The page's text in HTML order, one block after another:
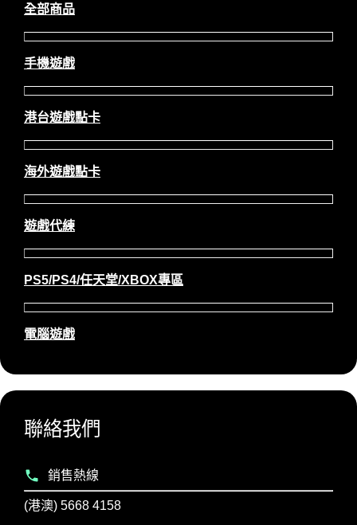
全部商品
手機遊戲
港台遊戲點卡
海外遊戲點卡
遊戲代練
PS5/PS4/任天堂/XBOX專區
電腦遊戲
聯絡我們
銷售熱線
(港澳) 5668 4158